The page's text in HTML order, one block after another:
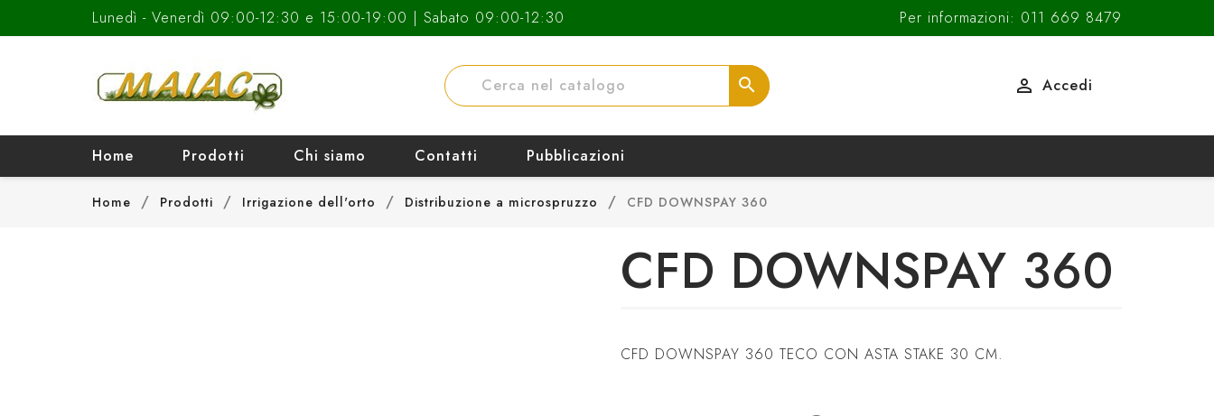
Lunedì - Venerdì 09:00-12:30 e 15:00-19:00 | Sabato 09:00-12:30 Per informazioni: 011 669 8479
search  Accedi
Home Prodotti Chi siamo Contatti Pubblicazioni
Home Prodotti Irrigazione dell'orto Distribuzione a microspruzzo CFD DOWNSPAY 360
CFD DOWNSPAY 360
CFD DOWNSPAY 360 TECO CON ASTA STAKE 30 CM.